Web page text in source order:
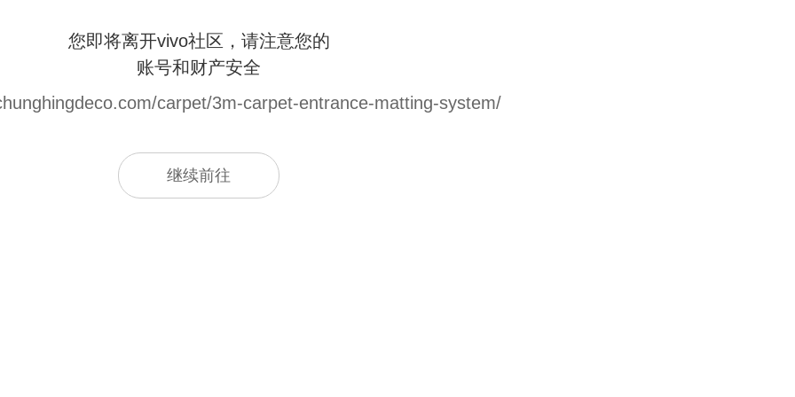
您即将离开vivo社区，请注意您的
账号和财产安全
carpet/3m-carpet-entrance-matting-system/
继续前往